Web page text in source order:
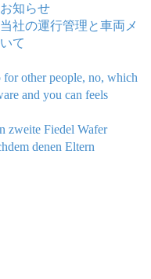
知らせ
社の運行管理と車両メ
て
other people, no, which
and you can feels
zweite Fiedel Wafer
denen Eltern